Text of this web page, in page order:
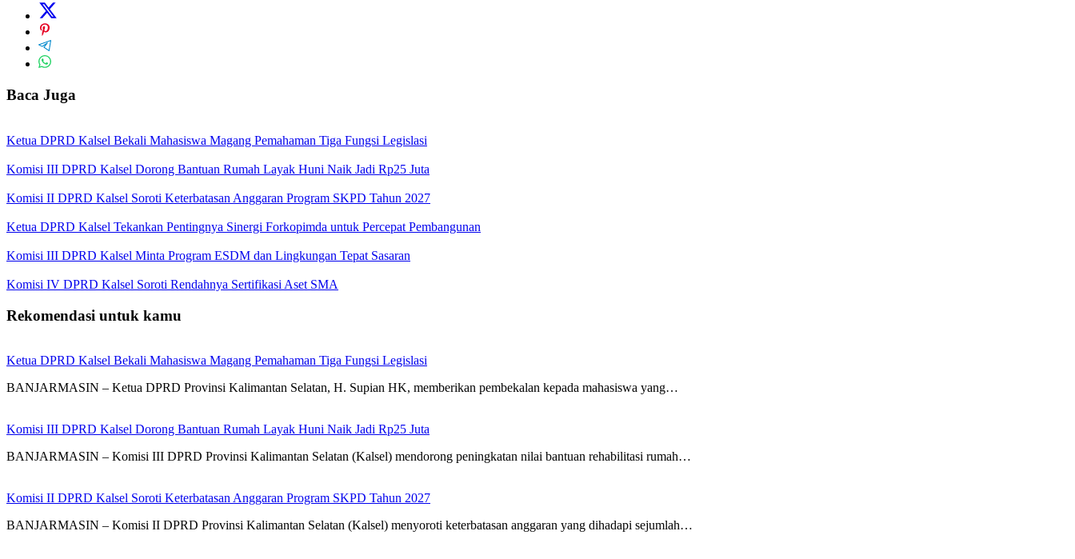
Baca Juga
Ketua DPRD Kalsel Bekali Mahasiswa Magang Pemahaman Tiga Fungsi Legislasi
Komisi III DPRD Kalsel Dorong Bantuan Rumah Layak Huni Naik Jadi Rp25 Juta
Komisi II DPRD Kalsel Soroti Keterbatasan Anggaran Program SKPD Tahun 2027
Ketua DPRD Kalsel Tekankan Pentingnya Sinergi Forkopimda untuk Percepat Pembangunan
Komisi III DPRD Kalsel Minta Program ESDM dan Lingkungan Tepat Sasaran
Komisi IV DPRD Kalsel Soroti Rendahnya Sertifikasi Aset SMA
Rekomendasi untuk kamu
Ketua DPRD Kalsel Bekali Mahasiswa Magang Pemahaman Tiga Fungsi Legislasi
BANJARMASIN – Ketua DPRD Provinsi Kalimantan Selatan, H. Supian HK, memberikan pembekalan kepada mahasiswa yang…
Komisi III DPRD Kalsel Dorong Bantuan Rumah Layak Huni Naik Jadi Rp25 Juta
BANJARMASIN – Komisi III DPRD Provinsi Kalimantan Selatan (Kalsel) mendorong peningkatan nilai bantuan rehabilitasi rumah…
Komisi II DPRD Kalsel Soroti Keterbatasan Anggaran Program SKPD Tahun 2027
BANJARMASIN – Komisi II DPRD Provinsi Kalimantan Selatan (Kalsel) menyoroti keterbatasan anggaran yang dihadapi sejumlah…